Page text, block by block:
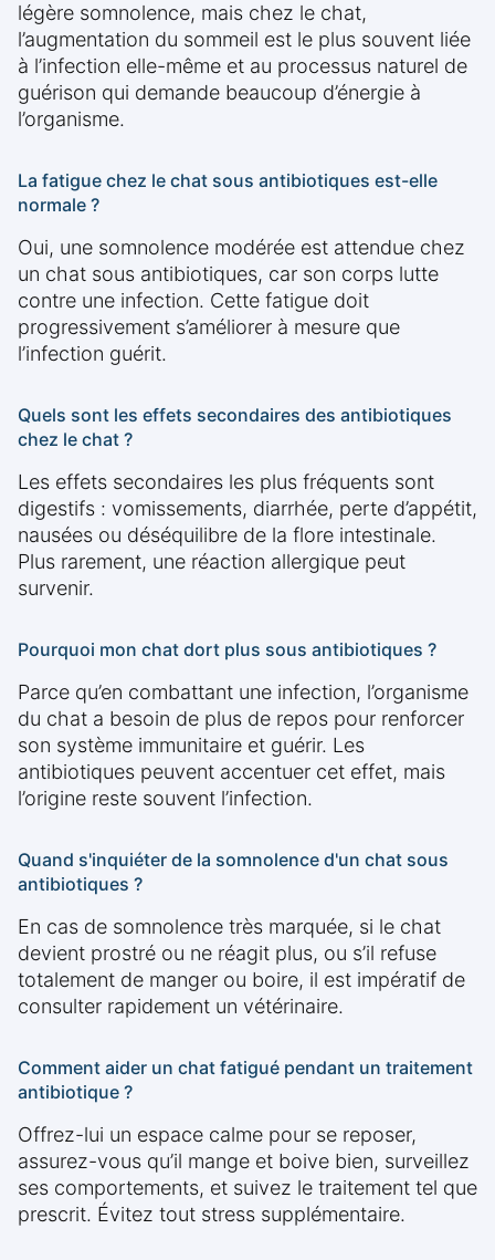
légère somnolence, mais chez le chat,
l’augmentation du sommeil est le plus souvent liée
à l’infection elle-même et au processus naturel de
guérison qui demande beaucoup d’énergie à
l’organisme.
La fatigue chez le chat sous antibiotiques est-elle
normale ?
Oui, une somnolence modérée est attendue chez
un chat sous antibiotiques, car son corps lutte
contre une infection. Cette fatigue doit
progressivement s’améliorer à mesure que
l’infection guérit.
Quels sont les effets secondaires des antibiotiques
chez le chat ?
Les effets secondaires les plus fréquents sont
digestifs : vomissements, diarrhée, perte d’appétit,
nausées ou déséquilibre de la flore intestinale.
Plus rarement, une réaction allergique peut
survenir.
Pourquoi mon chat dort plus sous antibiotiques ?
Parce qu’en combattant une infection, l’organisme
du chat a besoin de plus de repos pour renforcer
son système immunitaire et guérir. Les
antibiotiques peuvent accentuer cet effet, mais
l’origine reste souvent l’infection.
Quand s'inquiéter de la somnolence d'un chat sous
antibiotiques ?
En cas de somnolence très marquée, si le chat
devient prostré ou ne réagit plus, ou s’il refuse
totalement de manger ou boire, il est impératif de
consulter rapidement un vétérinaire.
Comment aider un chat fatigué pendant un traitement
antibiotique ?
Offrez-lui un espace calme pour se reposer,
assurez-vous qu’il mange et boive bien, surveillez
ses comportements, et suivez le traitement tel que
prescrit. Évitez tout stress supplémentaire.